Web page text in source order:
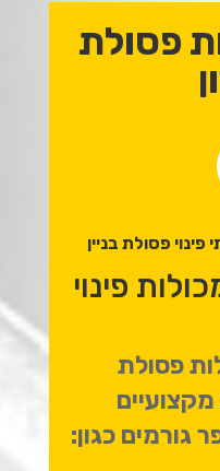
פסולת
פינוי פסולת בניין
פינוי
פסולת
מקצועיים
גורמים כגון: